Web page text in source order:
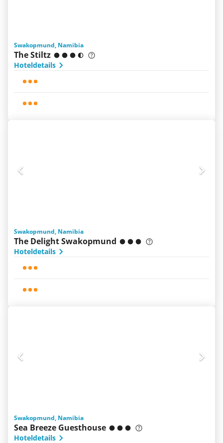
Swakopmund, Namibia
The Stiltz
Hoteldetails
Swakopmund, Namibia
The Delight Swakopmund
Hoteldetails
Swakopmund, Namibia
Sea Breeze Guesthouse
Hoteldetails